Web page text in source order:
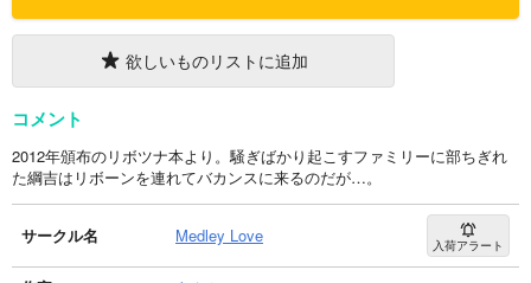
欲しいものリストに追加
コメント
2012年頒布のリボツナ本より。騒ぎばかり起こすファミリーに部ちぎれ
た綱吉はリボーンを連れてバカンスに来るのだが…。
サークル名 Medley Love 入荷アラート